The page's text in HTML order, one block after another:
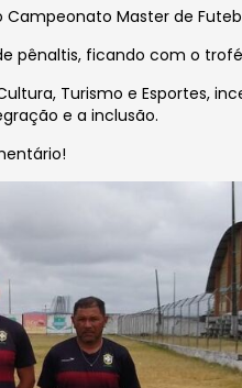
Master de
pênaltis, ficando com o
Turismo e Esportes,
e a inclusão.